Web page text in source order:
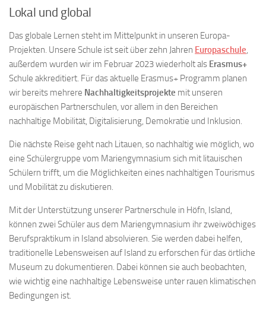
Lokal und global
Das globale Lernen steht im Mittelpunkt in unseren Europa-
Projekten. Unsere Schule ist seit über zehn Jahren Europaschule,
außerdem wurden wir im Februar 2023 wiederholt als Erasmus+
Schule akkreditiert. Für das aktuelle Erasmus+ Programm planen
wir bereits mehrere Nachhaltigkeitsprojekte mit unseren
europäischen Partnerschulen, vor allem in den Bereichen
nachhaltige Mobilität, Digitalisierung, Demokratie und Inklusion.
Die nächste Reise geht nach Litauen, so nachhaltig wie möglich, wo
eine Schülergruppe vom Mariengymnasium sich mit litauischen
Schülern trifft, um die Möglichkeiten eines nachhaltigen Tourismus
und Mobilität zu diskutieren.
Mit der Unterstützung unserer Partnerschule in Höfn, Island,
können zwei Schüler aus dem Mariengymnasium ihr zweiwöchiges
Berufspraktikum in Island absolvieren. Sie werden dabei helfen,
traditionelle Lebensweisen auf Island zu erforschen für das örtliche
Museum zu dokumentieren. Dabei können sie auch beobachten,
wie wichtig eine nachhaltige Lebensweise unter rauen klimatischen
Bedingungen ist.